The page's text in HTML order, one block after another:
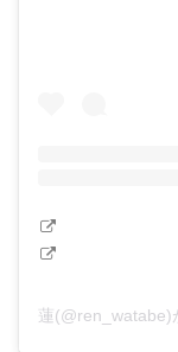
蓮(@ren_watabe)